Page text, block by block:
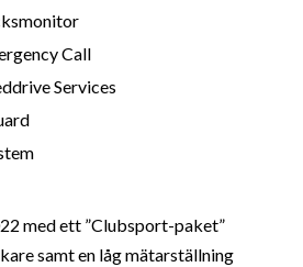
Call
Services
med ett ”Clubsport-paket”
samt en låg mätarställning